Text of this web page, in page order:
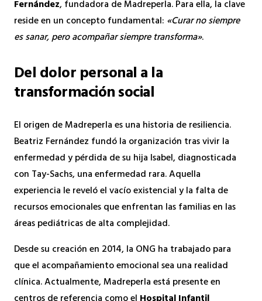
Fernández, fundadora de Madreperla. Para ella, la clave
reside en un concepto fundamental: «Curar no siempre
es sanar, pero acompañar siempre transforma».
Del dolor personal a la
transformación social
El origen de Madreperla es una historia de resiliencia.
Beatriz Fernández fundó la organización tras vivir la
enfermedad y pérdida de su hija Isabel, diagnosticada
con Tay-Sachs, una enfermedad rara. Aquella
experiencia le reveló el vacío existencial y la falta de
recursos emocionales que enfrentan las familias en las
áreas pediátricas de alta complejidad.
Desde su creación en 2014, la ONG ha trabajado para
que el acompañamiento emocional sea una realidad
clínica. Actualmente, Madreperla está presente en